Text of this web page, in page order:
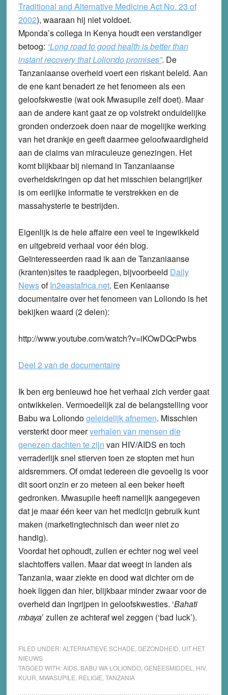
Traditional and Alternative Medicine Act No. 23 of
2002), waaraan hij niet voldoet.
Mponda’s collega in Kenya houdt een verstandiger
betoog: “Long road to good health is better than
instant recovery that Loliondo promises”. De
Tanzaniaanse overheid voert een riskant beleid. Aan
de ene kant benadert ze het fenomeen als een
geloofskwestie (wat ook Mwasupile zelf doet). Maar
aan de andere kant gaat ze op volstrekt onduidelijke
gronden onderzoek doen naar de mogelijke werking
van het drankje en geeft daarmee geloofwaardigheid
aan de claims van miraculeuze genezingen. Het
komt blijkbaar bij niemand in Tanzaniaanse
overheidskringen op dat het misschien belangrijker
is om eerlijke informatie te verstrekken en de
massahysterie te bestrijden.
Eigenlijk is de hele affaire een veel te ingewikkeld
en uitgebreid verhaal voor één blog.
Geïnteresseerden raad ik aan de Tanzaniaanse
(kranten)sites te raadplegen, bijvoorbeeld Daily
NewsofIn2eastafrica.net. Een Keniaanse
documentaire over het fenomeen van Loliondo is het
bekijken waard (2 delen):
http://www.youtube.com/watch?v=iKOwDQcPwbs
Deel 2 van de documentaire
Ik ben erg benieuwd hoe het verhaal zich verder gaat
ontwikkelen. Vermoedelijk zal de belangstelling voor
Babu wa Loliondogeleidelijk afnemen. Misschien
versterkt door meerverhalen van mensen die
genezen dachten te zijn van HIV/AIDS en toch
verraderlijk snel stierven toen ze stopten met hun
aidsremmers. Of omdat iedereen die gevoelig is voor
dit soort onzin er zo meteen al een beker heeft
gedronken. Mwasupile heeft namelijk aangegeven
dat je maar één keer van het medicijn gebruik kunt
maken (marketingtechnisch dan weer niet zo
handig).
Voordat het ophoudt, zullen er echter nog wel veel
slachtoffers vallen. Maar dat weegt in landen als
Tanzania, waar ziekte en dood wat dichter om de
hoek liggen dan hier, blijkbaar minder zwaar voor de
overheid dan ingrijpen in geloofskwesties. ‘Bahati
mbaya’ zullen ze achteraf wel zeggen (‘bad luck’).
FILED UNDER:ALTERNATIEVE SCHADE,GEZONDHEID, UIT HET
NIEUWS
TAGGED WITH:AIDS, BABU WA LOLIONDO,GENEESMIDDEL, HIV,
KUUR, MWASUPILE, RELIGIE,TANZANIA